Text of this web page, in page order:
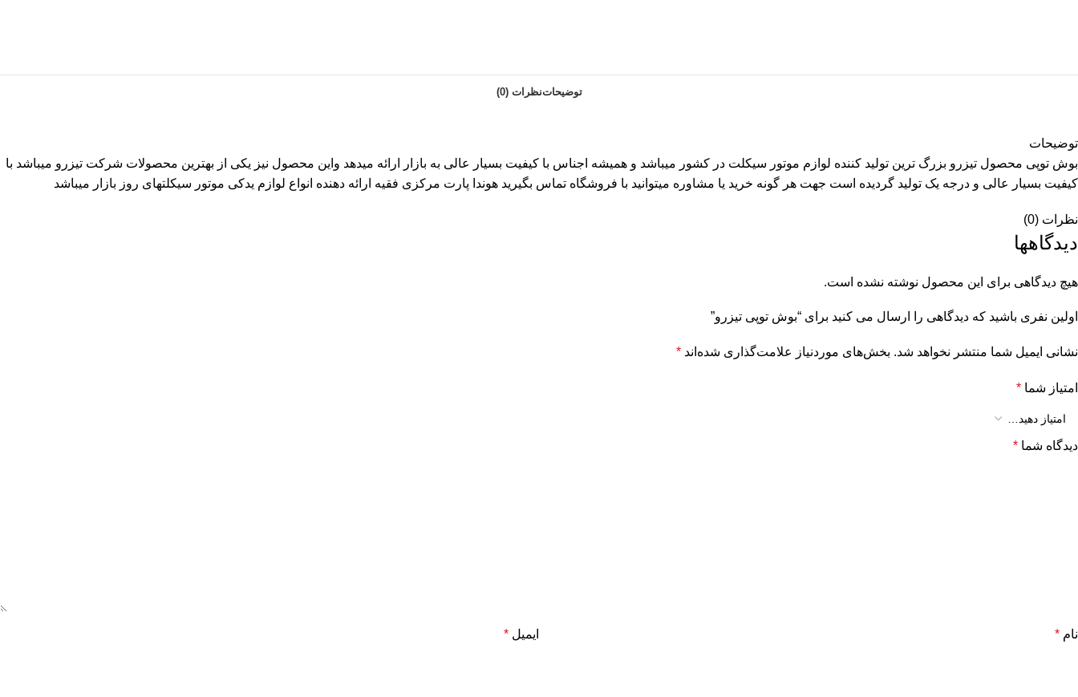
توضیحاتنظرات (0)
توضیحات
بوش توپی محصول تیزرو بزرگ ترین تولید کننده لوازم موتور سیکلت در کشور میباشد و همیشه اجناس با کیفیت بسیار عالی به بازار ارائه میدهد واین محصول نیز یکی از بهترین محصولات شرکت تیزرو میباشد با
کیفیت بسیار عالی و درجه یک تولید گردیده است جهت هر گونه خرید یا مشاوره میتوانید با فروشگاه تماس بگیرید هوندا پارت مرکزی فقیه ارائه دهنده انواع لوازم یدکی موتور سیکلتهای روز بازار میباشد
نظرات (0)
دیدگاهها
هیچ دیدگاهی برای این محصول نوشته نشده است.
اولین نفری باشید که دیدگاهی را ارسال می کنید برای “بوش توپی تیزرو”
نشانی ایمیل شما منتشر نخواهد شد. بخش‌های موردنیاز علامت‌گذاری شده‌اند *
امتیاز شما *
دیدگاه شما *
نام * ایمیل *